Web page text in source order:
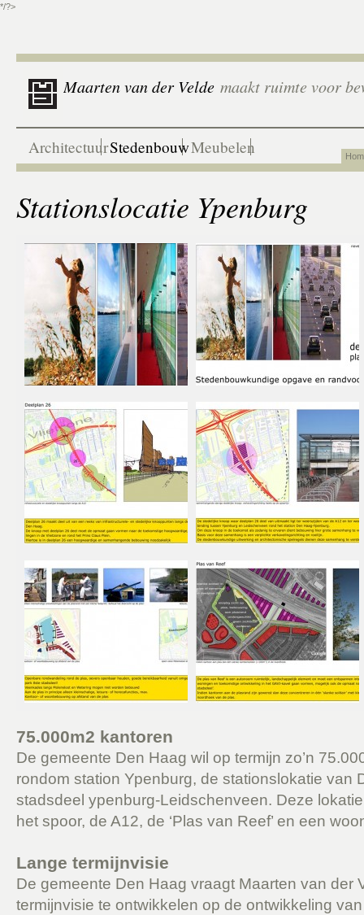
*/?>
Maarten van der Velde maakt ruimte voor
ArchitectuurStedenbouwMeubelen
Stationslocatie Ypenburg
75.000m2 kantoren
De gemeente Den Haag wil op termijn zo’n
rondom station Ypenburg, de stationslokatie van
stadsdeel ypenburg-Leidschenveen. Deze
het spoor, de A12, de ‘Plas van Reef’ en een
Lange termijnvisie
De gemeente Den Haag vraagt Maarten van der
termijnvisie te ontwikkelen op de ontwikkeling